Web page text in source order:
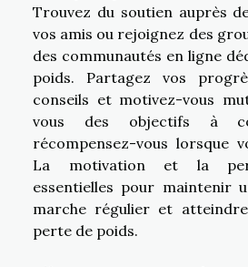
Trouvez du soutien auprès
vos amis ou rejoignez des
des communautés en ligne
poids. Partagez vos
conseils et motivez-vous
vous des objectifs à
récompensez-vous lorsque
La motivation et la
essentielles pour maintenir
marche régulier et
perte de poids.